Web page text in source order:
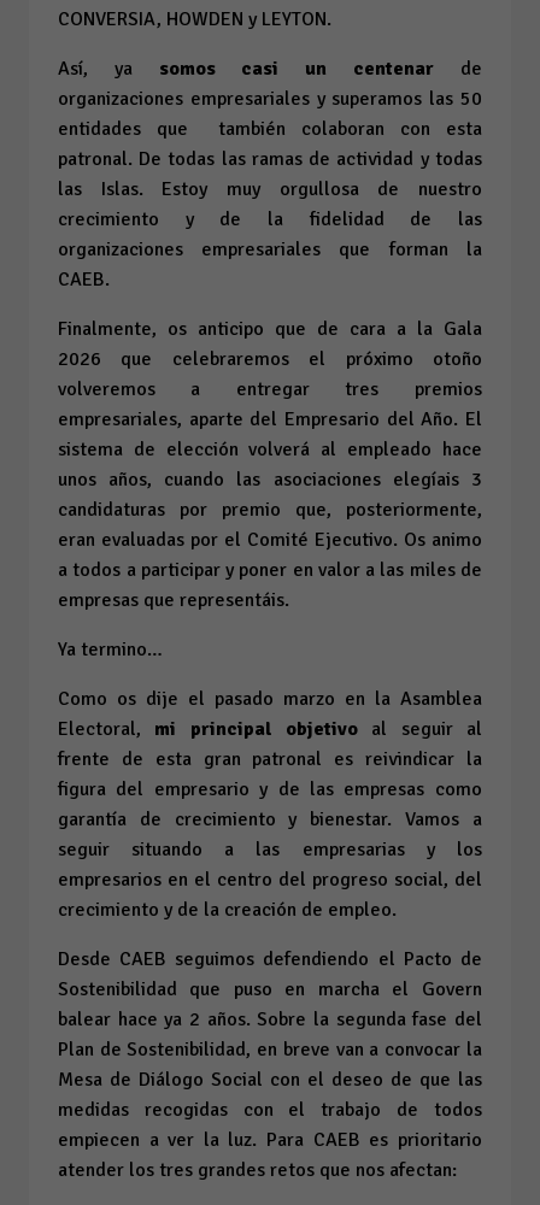
CONVERSIA, HOWDEN y LEYTON.
Así, ya somos casi un centenar de
organizaciones empresariales y superamos las 50
entidades que también colaboran con esta
patronal. De todas las ramas de actividad y todas
las Islas. Estoy muy orgullosa de nuestro
crecimiento y de la fidelidad de las
organizaciones empresariales que forman la
CAEB.
Finalmente, os anticipo que de cara a la Gala
2026 que celebraremos el próximo otoño
volveremos a entregar tres premios
empresariales, aparte del Empresario del Año. El
sistema de elección volverá al empleado hace
unos años, cuando las asociaciones elegíais 3
candidaturas por premio que, posteriormente,
eran evaluadas por el Comité Ejecutivo. Os animo
a todos a participar y poner en valor a las miles de
empresas que representáis.
Ya termino…
Como os dije el pasado marzo en la Asamblea
Electoral, mi principal objetivoal seguir al
frente de esta gran patronal es reivindicar la
figura del empresario y de las empresas como
garantía de crecimiento y bienestar. Vamos a
seguir situando a las empresarias y los
empresarios en el centro del progreso social, del
crecimiento y de la creación de empleo.
Desde CAEB seguimos defendiendo el Pacto de
Sostenibilidad que puso en marcha el Govern
balear hace ya 2 años. Sobre la segunda fase del
Plan de Sostenibilidad, en breve van a convocar la
Mesa de Diálogo Social con el deseo de que las
medidas recogidas con el trabajo de todos
empiecen a ver la luz. Para CAEB es prioritario
atender los tres grandes retos que nos afectan: